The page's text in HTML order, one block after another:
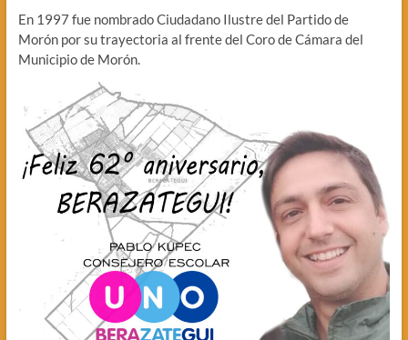
En 1997 fue nombrado Ciudadano Ilustre del Partido de
Morón por su trayectoria al frente del Coro de Cámara del
Municipio de Morón.